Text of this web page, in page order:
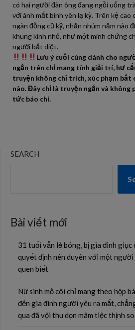
có hai người đàn ông đang ngồi uống
với ánh mắt bình yên lạ kỳ. Trên kệ
ngàn đồng cũ kỹ, nhăn nhúm năm nào
khung kính nhỏ, như một minh chứng
người bất diệt.
Lưu ý cuối cùng dành cho
ngắn trên chỉ mang tính giải trí, hư
truyện không chỉ trích, xúc phạm bất
nào. Đây chỉ là truyện ngắn và không
tức báo chí.
SEARCH
Bài viết mới
31 tuổi vẫn lẻ bóng, bị gia đình
quyết định nên duyên với một
quen biết
Nữ sinh mồ côi chỉ mang theo hộp
đến gia đình người yêu ra mắt,
qua đã vội thu dọn mâm tiệc thịnh